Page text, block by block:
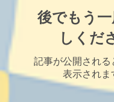
後でもう
しくだ
記事が公開される
表示されま